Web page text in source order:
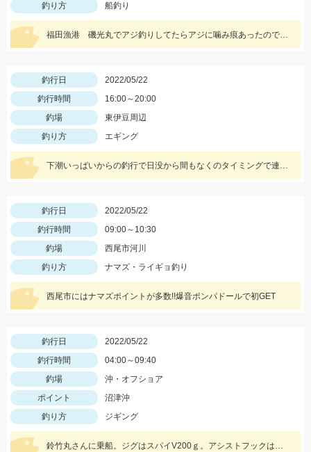
釣り方
船釣り
福田漁港 磯光丸でアジ釣りしてたらアジに噛み痕あったので船長の許可もらって泳がせしていっぱつでした。
釣行日
2022/05/22
釣行時間
16:00～20:00
釣場
東伊豆周辺
釣り方
エギング
下潮いっぱいからの釣行で日没から間もなくのタイミングで連発しました。
釣行日
2022/05/22
釣行時間
09:00～10:30
釣場
西尾市河川
釣り方
ナマズ・ライギョ釣り
西尾市にはナマズポイントが多数!!爆音ポンパドールで初GET
釣行日
2022/05/22
釣行時間
04:00～09:40
釣場
沖・オフショア
ポイント
沼津沖
釣り方
ジギング
鈴竹丸さんに乗船。ジグはスパイV200ｇ。アシストフックはジガーライトシワリ2/0を使用。